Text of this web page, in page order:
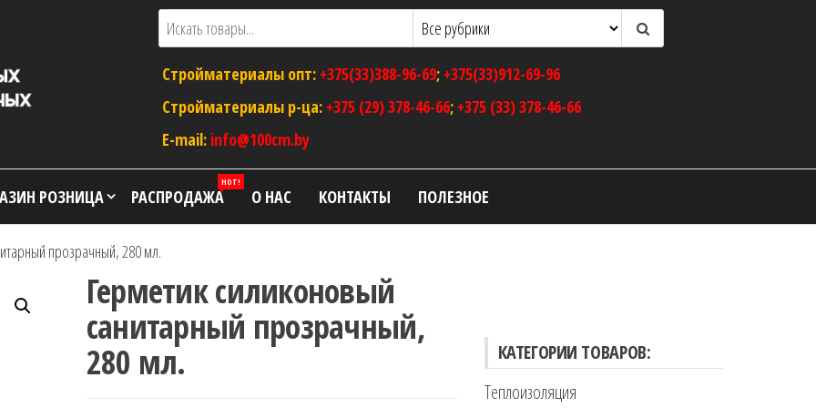
Стройматериалы опт: +375(33)388-96-69; +375(33)912-69-96
Стройматериалы р-ца: +375 (29) 378-46-66; +375 (33) 378-46-66
E-mail: info@100cm.by
РОЗНИЦА РАСПРОДАЖА
HOT!
О НАС КОНТАКТЫ ПОЛЕЗНОЕ
прозрачный, 280 мл.
Герметик силиконовый
санитарный прозрачный,
280 мл.
КАТЕГОРИИ ТОВАРОВ:
Теплоизоляция